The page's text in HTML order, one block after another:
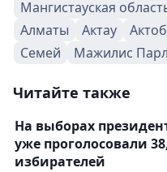
Мангистауская
Алматы
Актау
Семей
Мажилис
Читайте также
На выборах
уже проголосовали
избирателей